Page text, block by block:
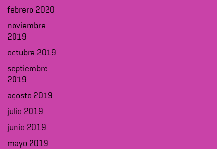
febrero 2020
noviembre
2019
octubre 2019
septiembre
2019
agosto 2019
julio 2019
junio 2019
mayo 2019